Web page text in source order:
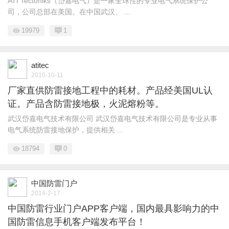
司，公司总部在美国。在中国武汉、 ...
19979 1
atitec
2016-10-11
厂家直供防雷接地工程中的耗材。产品经美国UL认
证。产品含防雷接地极，火泥熔粉等。
武汉岱嘉电气技术有限公司 武汉岱嘉电气技术有限公司是专业从事
电气系统防雷接地保护，提供相关 ...
18794 0
中国防雷门户
2014-2-17
中国防雷行业门户APP客户端，国内最具影响力的中
国防雷信息手机客户端发布平台！